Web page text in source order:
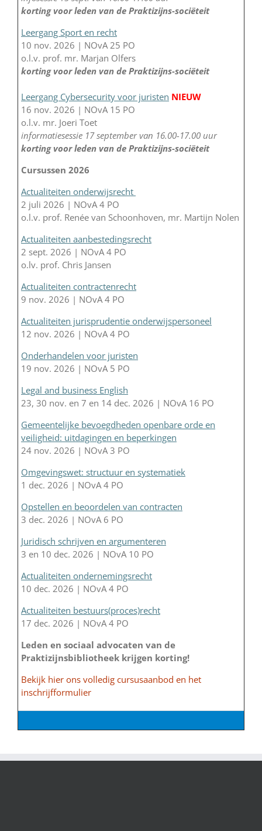
korting voor leden van de Praktizijns-sociëteit
Leergang Sport en recht
10 nov. 2026 | NOvA 25 PO
o.l.v. prof. mr. Marjan Olfers
korting voor leden van de Praktizijns-sociëteit
Leergang Cybersecurity voor juristen NIEUW
16 nov. 2026 | NOvA 15 PO
o.l.v. mr. Joeri Toet
informatiesessie 17 september van 16.00-17.00 uur
korting voor leden van de Praktizijns-sociëteit
Cursussen 2026
Actualiteiten onderwijsrecht
2 juli 2026 | NOvA 4 PO
o.l.v. prof. Renée van Schoonhoven, mr. Martijn Nolen
Actualiteiten aanbestedingsrecht
2 sept. 2026 | NOvA 4 PO
o.lv. prof. Chris Jansen
Actualiteiten contractenrecht
9 nov. 2026 | NOvA 4 PO
Actualiteiten jurisprudentie onderwijspersoneel
12 nov. 2026 | NOvA 4 PO
Onderhandelen voor juristen
19 nov. 2026 | NOvA 5 PO
Legal and business English
23, 30 nov. en 7 en 14 dec. 2026 | NOvA 16 PO
Gemeentelijke bevoegdheden openbare orde en
veiligheid: uitdagingen en beperkingen
24 nov. 2026 | NOvA 3 PO
Omgevingswet: structuur en systematiek
1 dec. 2026 | NOvA 4 PO
Opstellen en beoordelen van contracten
3 dec. 2026 | NOvA 6 PO
Juridisch schrijven en argumenteren
3 en 10 dec. 2026 | NOvA 10 PO
Actualiteiten ondernemingsrecht
10 dec. 2026 | NOvA 4 PO
Actualiteiten bestuurs(proces)recht
17 dec. 2026 | NOvA 4 PO
Leden en sociaal advocaten van de
Praktizijnsbibliotheek krijgen korting!
Bekijk hier ons volledig cursusaanbod en het
inschrijfformulier